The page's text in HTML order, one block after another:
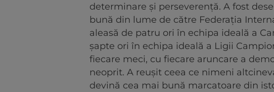
determinare și perseverență. A fost
bună din lume de către Federația
aleasă de patru ori în echipa ideală a
șapte ori în echipa ideală a Ligii
fiecare meci, cu fiecare aruncare a
neoprit. A reușit ceea ce nimeni
devină cea mai bună marcatoare din